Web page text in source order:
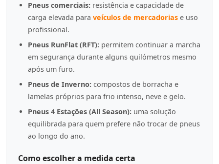
Pneus comerciais: resistência e capacidade de
carga elevada para veículos de mercadorias e uso
profissional.
Pneus RunFlat (RFT): permitem continuar a marcha
em segurança durante alguns quilómetros mesmo
após um furo.
Pneus de Inverno: compostos de borracha e
lamelas próprios para frio intenso, neve e gelo.
Pneus 4 Estações (All Season): uma solução
equilibrada para quem prefere não trocar de pneus
ao longo do ano.
Como escolher a medida certa